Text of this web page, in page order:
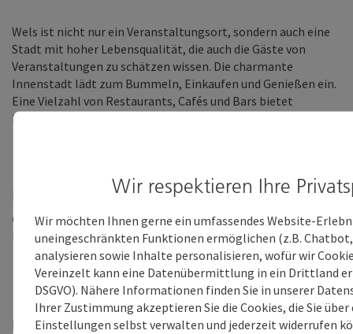
Wels ist nicht nur ein Veranstaltungsort, sondern auch eine
Stadt mit hoher Lebensqualität, die auch die Gäste von
Veranstaltungen zu schätzen wissen. Die charmante
Innenstadt lädt zum Bummeln, Einkaufen und Genießen ein.
Eine Vielzahl von Restaurants, Cafés und Bars bietet
kulinarische Köstlichkeiten für jeden Geschmack.
Bildnachweis: ©Tourismusverband Region Wels
©FMZ: Turgay, Rahel, Yael, Ines und Yoel Yilmaz aus Wels
laden zum Kongress ein
Dokumente:
Wir respektieren Ihre
Wir möchten Ihnen gerne ein umfassendes Website-
uneingeschränkten Funktionen ermöglichen (z.B.
analysieren sowie Inhalte personalisieren, wofür wir
Vereinzelt kann eine Datenübermittlung in ein Drittland
DSGVO). Nähere Informationen finden Sie in unserer
Ihrer Zustimmung akzeptieren Sie die Cookies, die Sie
Einstellungen selbst verwalten und jederzeit widerrufen